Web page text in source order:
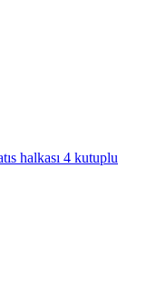
halkası 4 kutuplu